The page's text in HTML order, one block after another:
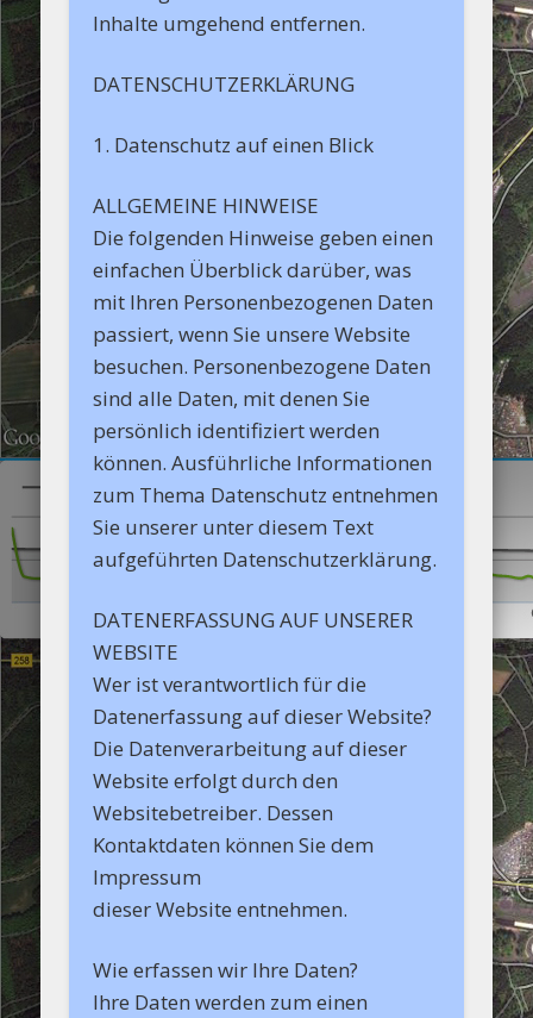
Inhalte umgehend entfernen.
DATENSCHUTZERKLÄRUNG
1. Datenschutz auf einen Blick
ALLGEMEINE HINWEISE
Die folgenden Hinweise geben einen
einfachen Überblick darüber, was
mit Ihren Personenbezogenen Daten
passiert, wenn Sie unsere Website
besuchen. Personenbezogene Daten
sind alle Daten, mit denen Sie
persönlich identifiziert werden
können. Ausführliche Informationen
zum Thema Datenschutz entnehmen
Sie unserer unter diesem Text
aufgeführten Datenschutzerklärung.
DATENERFASSUNG AUF UNSERER
WEBSITE
Wer ist verantwortlich für die
Datenerfassung auf dieser Website?
Die Datenverarbeitung auf dieser
Website erfolgt durch den
Websitebetreiber. Dessen
Kontaktdaten können Sie dem
Impressum
dieser Website entnehmen.
Wie erfassen wir Ihre Daten?
Ihre Daten werden zum einen